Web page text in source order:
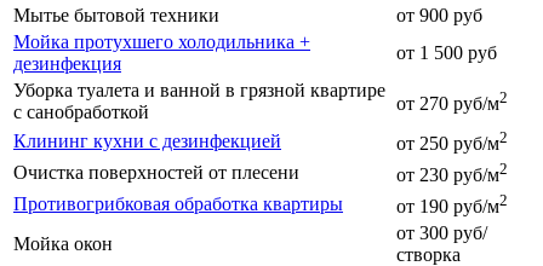
Мытье бытовой техники
от 900 руб
Мойка протухшего холодильника +
дезинфекция
от 1 500 руб
Уборка туалета и ванной в грязной квартире
с санобработкой
от 270 руб/м2
Клининг кухни с дезинфекцией от 250 руб/м2
Очистка поверхностей от плесени от 230 руб/м2
Противогрибковая обработка квартиры от 190 руб/м2
Мойка окон
от 300 руб/
створка